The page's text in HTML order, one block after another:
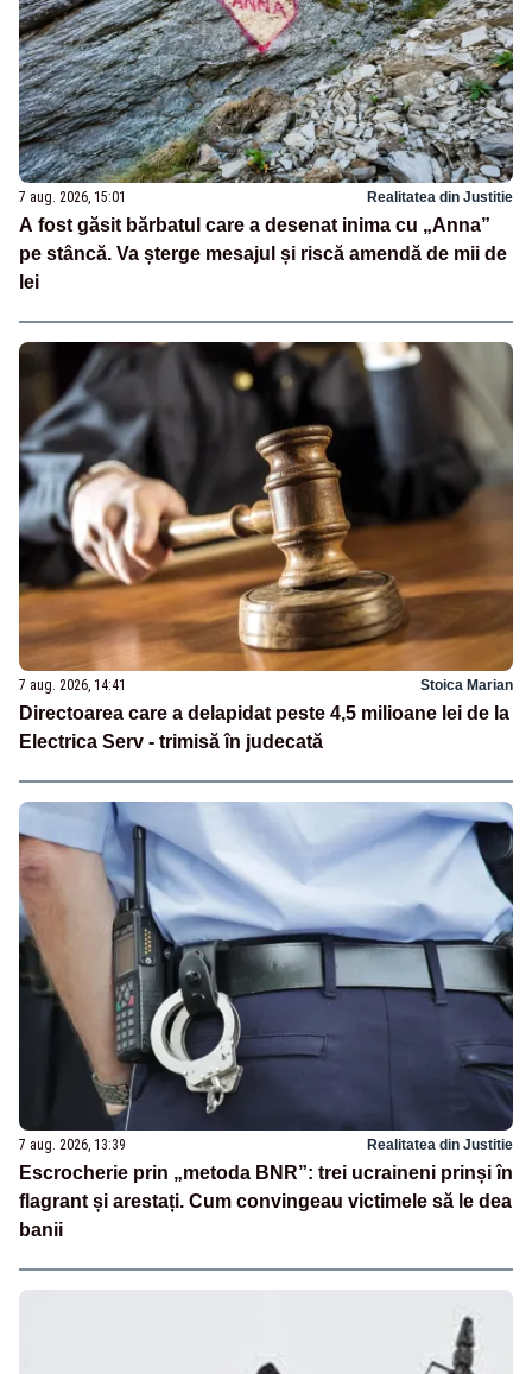
7 aug. 2026, 15:01 Realitatea din Justitie
A fost găsit bărbatul care a desenat inima cu „Anna”
pe stâncă. Va șterge mesajul și riscă amendă de mii de
lei
7 aug. 2026, 14:41 Stoica Marian
Directoarea care a delapidat peste 4,5 milioane lei de la
Electrica Serv - trimisă în judecată
7 aug. 2026, 13:39 Realitatea din Justitie
Escrocherie prin „metoda BNR”: trei ucraineni prinși în
flagrant și arestați. Cum convingeau victimele să le dea
banii